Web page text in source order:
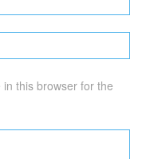
this browser for the